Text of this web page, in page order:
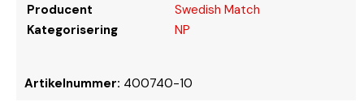
Producent
Swedish Match
Kategorisering
NP
Artikelnummer: 400740-10